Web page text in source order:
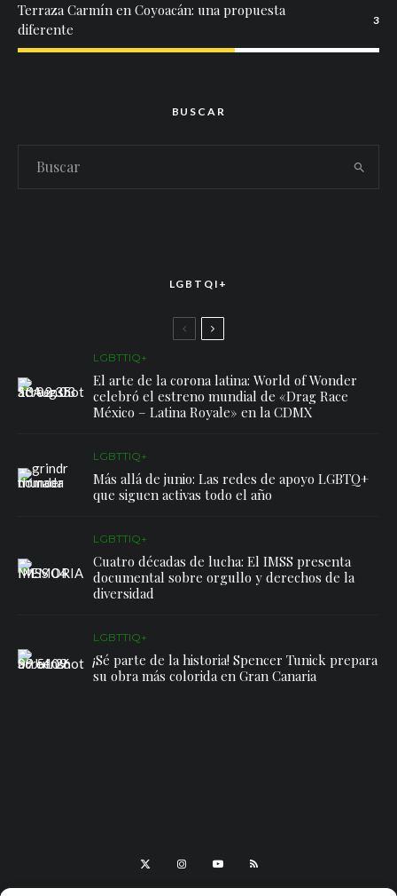
Terraza Carmín en Coyoacán: una propuesta
diferente
3
BUSCAR
LGBTQI+
LGBTTIQ+
El arte de la corona latina: World of Wonder
celebró el estreno mundial de «Drag Race
México – Latina Royale» en la CDMX
LGBTTIQ+
Más allá de junio: Las redes de apoyo LGBTQ+
que siguen activas todo el año
LGBTTIQ+
Cuatro décadas de lucha: El IMSS presenta
documental sobre orgullo y derechos de la
diversidad
LGBTTIQ+
¡Sé parte de la historia! Spencer Tunick prepara
su obra más colorida en Gran Canaria